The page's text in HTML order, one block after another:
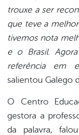
trouxe a ser
que teve a
tivemos nota
e o Brasil.
referência em
salientou Galego
O Centro
gestora a
da palavra,